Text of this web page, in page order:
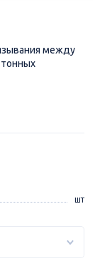
между
шт